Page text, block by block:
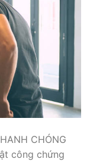
CHÓNG
công chứng